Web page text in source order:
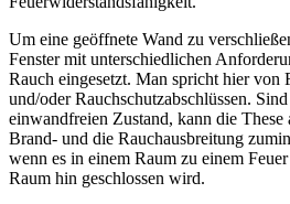
Um eine geöffnete Wand zu
Fenster mit unterschiedlichen
Rauch eingesetzt. Man spricht hier von
und/oder Rauchschutzabschlüssen.
einwandfreien Zustand, kann die These
Brand- und die Rauchausbreitung
wenn es in einem Raum zu einem
Raum hin geschlossen wird.